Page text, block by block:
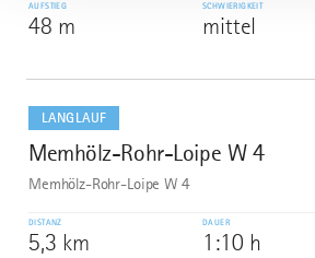
AUFSTIEG
48 m
SCHWIERIGKEIT
mittel
LANGLAUF
7
Memhölz-Rohr-Loipe W 4
Memhölz-Rohr-Loipe W 4
DISTANZ
5,3 km
DAUER
1:10 h
dazu